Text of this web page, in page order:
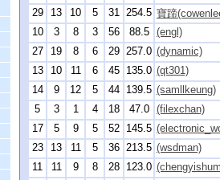
29
13 10 5 31 254.5 寶蹄
10
3 8 3 56 88.5 (engl)
27
19 8 6 29 257.0 (dynamic)
13
10 11 6 45 135.0 (qt301)
14
9 12 5 44 139.5 (samllkeung)
5
3 1 4 18 47.0 (filexchan)
17
5 9 5 52 145.5
23
13 11 5 36 213.5 (wsdman)
11
11 9 8 28 123.0